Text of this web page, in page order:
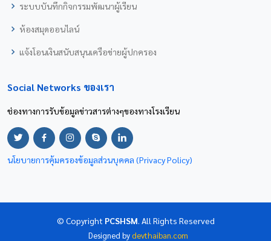
ระบบบันทึกกิจกรรมพัฒนาผู้เรียน
ห้องสมุดออนไลน์
แจ้งโอนเงินสนับสนุนเครือข่ายผู้ปกครอง
Social Networks ของเรา
ช่องทางการรับข้อมูลข่าวสารต่างๆของทางโรงเรียน
นโยบายการคุ้มครองข้อมูลส่วนบุคคล (Privacy Policy)
© Copyright PCSHSM. All Rights Reserved
Designed bydevthaiban.com